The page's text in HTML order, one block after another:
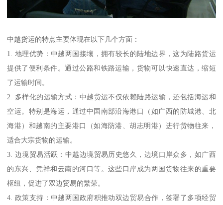
中越货运的特点主要体现在以下几个方面：
1. 地理优势：中越两国接壤，拥有较长的陆地边界，这为陆路货运
提供了便利条件。通过公路和铁路运输，货物可以快速直达，缩短
了运输时间。
2. 多样化的运输方式：中越货运不仅依赖陆路运输，还包括海运和
空运。特别是海运，通过中国南部沿海港口（如广西的防城港、北
海港）和越南的主要港口（如海防港、胡志明港）进行货物往来，
适合大宗货物的运输。
3. 边境贸易活跃：中越边境贸易历史悠久，边境口岸众多，如广西
的东兴、凭祥和云南的河口等。这些口岸成为两国货物往来的重要
枢纽，促进了双边贸易的繁荣。
4. 政策支持：中越两国政府积推动双边贸易合作，签署了多项经贸